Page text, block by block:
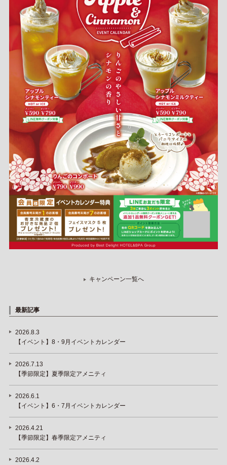
キャンペーン一覧へ
最新記事
2026.8.3
【イベント】8・9月イベントカレンダー
2026.7.13
【季節限定】夏季限定アメニティ
2026.6.1
【イベント】6・7月イベントカレンダー
2026.4.21
【季節限定】春季限定アメニティ
2026.4.2